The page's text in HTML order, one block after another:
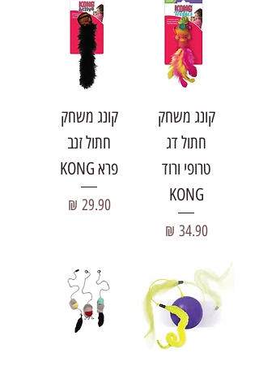
קונג משחק
חתול דג
טרופי ורוד
KONG
מחיר‏34.90 ‏₪
קונג משחק
חתול זנב
פרא KONG
מחיר‏29.90 ‏₪